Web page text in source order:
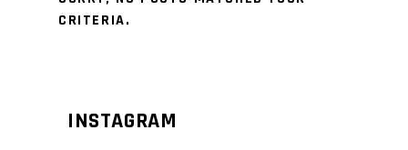
CRITERIA.
INSTAGRAM